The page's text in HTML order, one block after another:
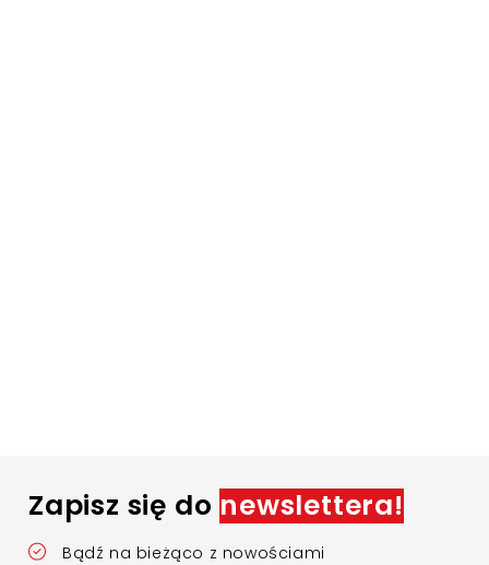
Zapisz się do newslettera!
Bądź na bieżąco z nowościami